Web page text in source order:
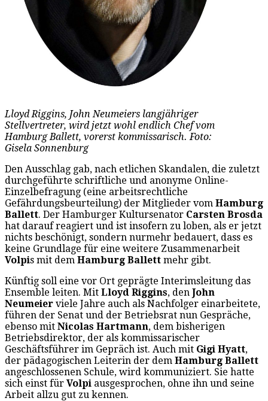
Lloyd Riggins, John Neumeiers langjähriger
Stellvertreter, wird jetzt wohl endlich Chef vom
Hamburg Ballett, vorerst kommissarisch. Foto:
Gisela Sonnenburg
Den Ausschlag gab, nach etlichen Skandalen, die zuletzt
durchgeführte schriftliche und anonyme Online-
Einzelbefragung (eine arbeitsrechtliche
Gefährdungsbeurteilung) der Mitglieder vom Hamburg
Ballett. Der Hamburger Kultursenator Carsten Brosda
hat darauf reagiert und ist insofern zu loben, als er jetzt
nichts beschönigt, sondern nurmehr bedauert, dass es
keine Grundlage für eine weitere Zusammenarbeit
Volpis mit dem Hamburg Ballett mehr gibt.
Künftig soll eine vor Ort geprägte Interimsleitung das
Ensemble leiten. Mit Lloyd Riggins, den John
Neumeier viele Jahre auch als Nachfolger einarbeitete,
führen der Senat und der Betriebsrat nun Gespräche,
ebenso mit Nicolas Hartmann, dem bisherigen
Betriebsdirektor, der als kommissarischer
Geschäftsführer im Gepräch ist. Auch mit Gigi Hyatt,
der pädagogischen Leiterin der dem Hamburg Ballett
angeschlossenen Schule, wird kommuniziert. Sie hatte
sich einst für Volpi ausgesprochen, ohne ihn und seine
Arbeit allzu gut zu kennen.